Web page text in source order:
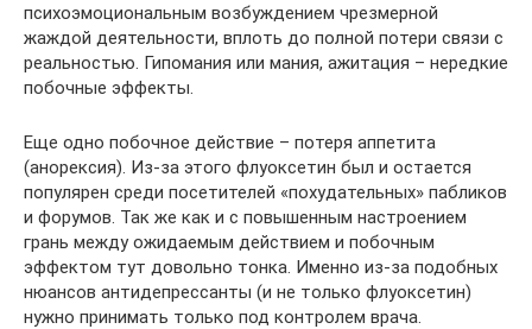
психоэмоциональным возбуждением чрезмерной
жаждой деятельности, вплоть до полной потери связи с
реальностью. Гипомания или мания, ажитация – нередкие
побочные эффекты.
Еще одно побочное действие – потеря аппетита
(анорексия). Из-за этого флуоксетин был и остается
популярен среди посетителей «похудательных» пабликов
и форумов. Так же как и с повышенным настроением
грань между ожидаемым действием и побочным
эффектом тут довольно тонка. Именно из-за подобных
нюансов антидепрессанты (и не только флуоксетин)
нужно принимать только под контролем врача.